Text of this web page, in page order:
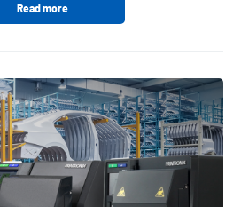
Read more